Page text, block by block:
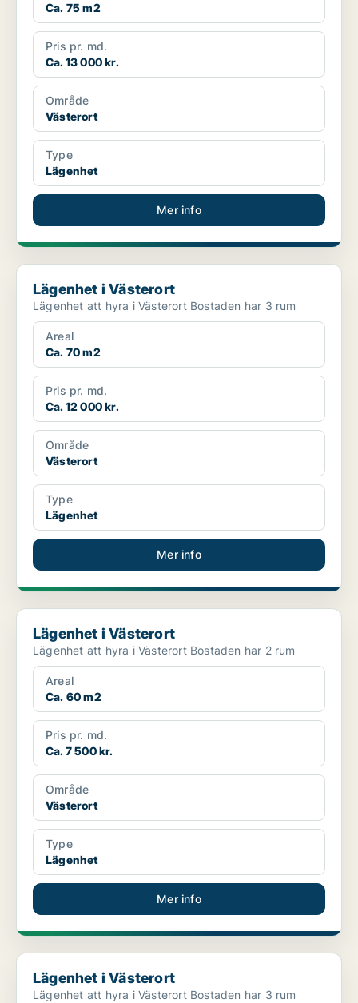
Ca. 75 m2
Pris pr. md.
Ca. 13 000 kr.
Område
Västerort
Type
Lägenhet
Mer info
Lägenhet i Västerort
Lägenhet i Västerort
Lägenhet att hyra i Västerort Bostaden har 3 rum
Areal
Ca. 70 m2
Pris pr. md.
Ca. 12 000 kr.
Område
Västerort
Type
Lägenhet
Mer info
Lägenhet i Västerort
Lägenhet i Västerort
Lägenhet att hyra i Västerort Bostaden har 2 rum
Areal
Ca. 60 m2
Pris pr. md.
Ca. 7 500 kr.
Område
Västerort
Type
Lägenhet
Mer info
Lägenhet i Västerort
Lägenhet i Västerort
Lägenhet att hyra i Västerort Bostaden har 3 rum